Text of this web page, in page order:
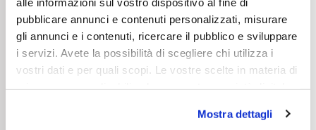
pubblicare annunci e contenuti personalizzati, misurare
gli annunci e i contenuti, ricercare il pubblico e sviluppare
i servizi. Avete la possibilità di scegliere chi utilizza i
vostri dati e per quali scopi. Le vostre scelte in materia di
modificare o revocare il proprio consenso in qualsiasi
Mostra dettagli
percorsi per escursioni mozzafiato
Convenzioni per attività comerafting,
canyoning, tarzaning, paintball,
parapendio, tiro con arco
e tanto altro
NOVITÁ 2026DoloMeetCard
eTrentino Guest Cardgratuita per tutti i
con accesso a tutte le